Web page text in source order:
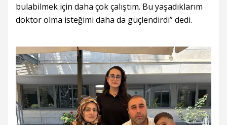
bulabilmek için daha çok çalıştım. Bu yaşadıklarım
doktor olma isteğimi daha da güçlendirdi” dedi.